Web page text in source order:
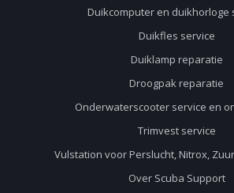
Duikcomputer en duikhorloge
Duikfles service
Duiklamp reparatie
Droogpak reparatie
Onderwaterscooter service en
Trimvest service
Vulstation voor Perslucht, Nitrox,
Over Scuba Support